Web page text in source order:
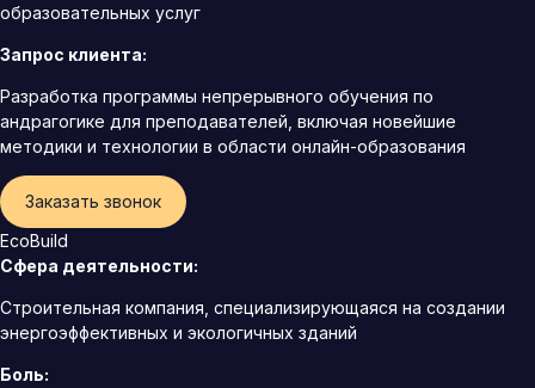
образовательных услуг
Запрос клиента:
Разработка программы непрерывного обучения по
андрагогике для преподавателей, включая новейшие
методики и технологии в области онлайн-образования
Заказать звонок
EcoBuild
Сфера деятельности:
Строительная компания, специализирующаяся на создании
энергоэффективных и экологичных зданий
Боль: